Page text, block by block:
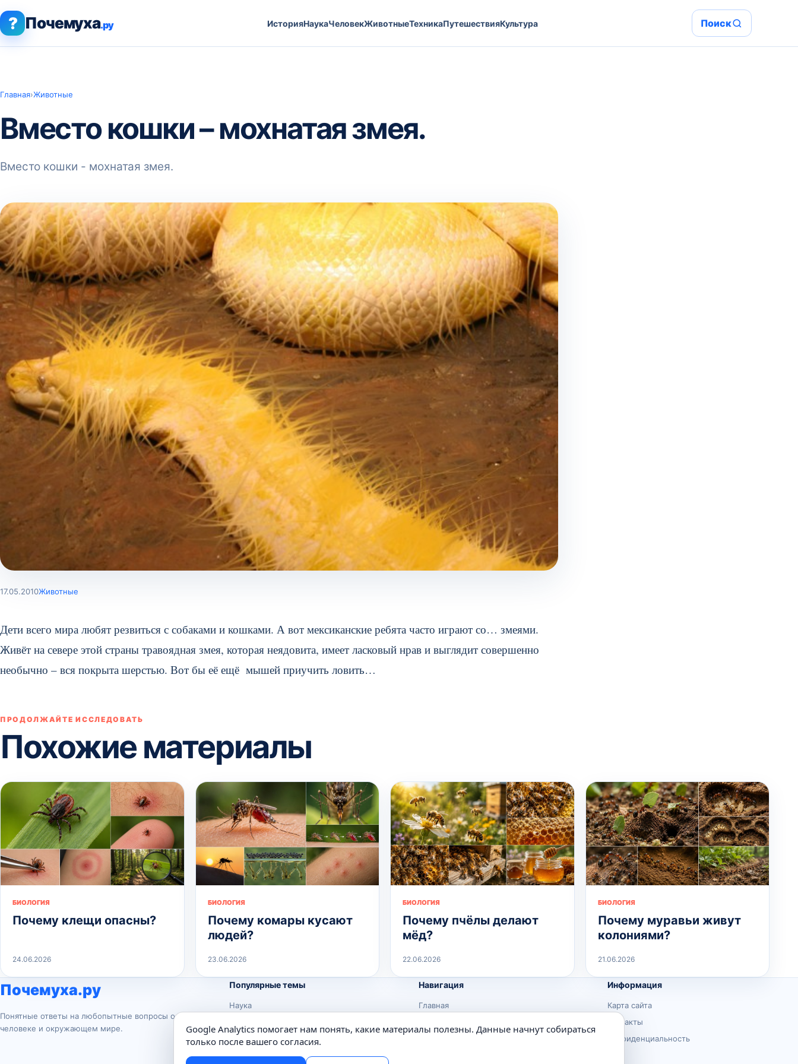
? Почемуха.ру ИсторияНаукаЧеловекЖивотныеТехникаПутешествияКультура Поиск
Главная›Животные
Вместо кошки – мохнатая змея.
Вместо кошки - мохнатая змея.
17.05.2010Животные
Дети всего мира любят резвиться с собаками и кошками. А вот мексиканские ребята часто играют со… змеями.
Живёт на севере этой страны травоядная змея, которая неядовита, имеет ласковый нрав и выглядит совершенно
необычно – вся покрыта шерстью. Вот бы её ещё мышей приучить ловить…
ПРОДОЛЖАЙТЕ ИССЛЕДОВАТЬ
Похожие материалы
БИОЛОГИЯ
Почему клещи опасны?
24.06.2026
БИОЛОГИЯ
Почему комары кусают
людей?
23.06.2026
БИОЛОГИЯ
Почему пчёлы делают
мёд?
22.06.2026
БИОЛОГИЯ
Почему муравьи живут
колониями?
21.06.2026
Почемуха.ру
Понятные ответы на любопытные вопросы о
человеке и окружающем мире.
Популярные темы
Наука
Животные
Техника
Навигация
Главная
Информация
Карта сайта
Контакты
Конфиденциальность
Google Analytics помогает нам понять, какие материалы полезны. Данные начнут собираться
только после вашего согласия.